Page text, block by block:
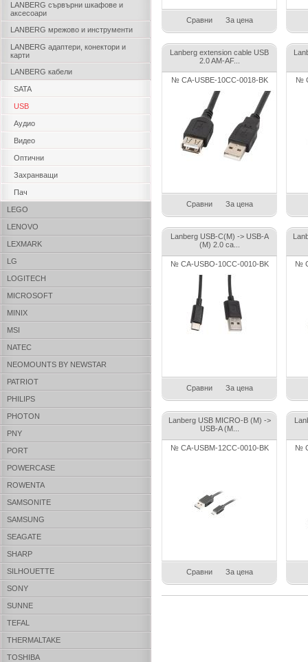
LANBERG сървърни шкафове и
аксесоари
LANBERG мрежово и инструменти
LANBERG адаптери, конектори и
карти
LANBERG кабели
SATA
USB
Аудио
Видео
Оптични
Захранващи
Пач
LEGO
LENOVO
LEXMARK
LG
LOGITECH
MICROSOFT
MINIX
MSI
NATEC
NEOMOUNTS BY NEWSTAR
PATRIOT
PHILIPS
PHOTON
PNY
PORT
POWERCASE
ROWENTA
SAMSONITE
SAMSUNG
SEAGATE
SHARP
SILHOUETTE
SONY
SUNNE
TEFAL
THERMALTAKE
TOSHIBA
Сравни За цена
Lanberg extension cable USB
2.0 AM-AF...
№ CA-USBE-10CC-0018-BK
Сравни За цена
№
Lanberg USB-C(M) -> USB-A
(M) 2.0 ca...
№ CA-USBO-10CC-0010-BK
Сравни За цена
№
Lanberg USB MICRO-B (M) ->
USB-A (M...
№ CA-USBM-12CC-0010-BK
Сравни За цена
№